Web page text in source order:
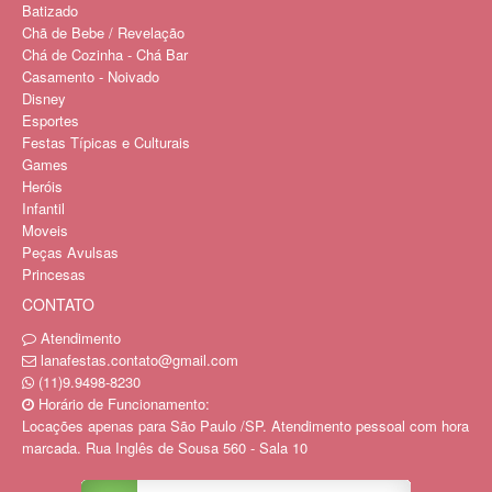
Batizado
Chã de Bebe / Revelação
Chá de Cozinha - Chá Bar
Casamento - Noivado
Disney
Esportes
Festas Típicas e Culturais
Games
Heróis
Infantil
Moveis
Peças Avulsas
Princesas
CONTATO
Atendimento
lanafestas.contato@gmail.com
(11)9.9498-8230
Horário de Funcionamento:
Locações apenas para São Paulo /SP. Atendimento pessoal com hora
marcada. Rua Inglês de Sousa 560 - Sala 10